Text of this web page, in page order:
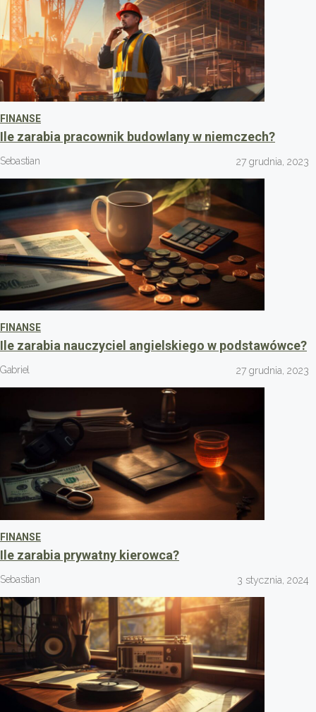
FINANSE
Ile zarabia pracownik budowlany w niemczech?
Sebastian 27 grudnia, 2023
FINANSE
Ile zarabia nauczyciel angielskiego w podstawówce?
Gabriel 27 grudnia, 2023
FINANSE
Ile zarabia prywatny kierowca?
Sebastian 3 stycznia, 2024